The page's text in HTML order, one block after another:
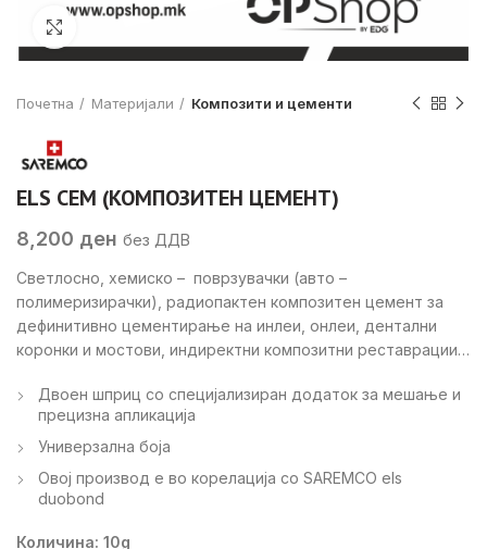
Почетна Материјали Композити и цементи
ELS CEM (КОМПОЗИТЕН ЦЕМЕНТ)
8,200 ден без ДДВ
Светлосно, хемиско – поврзувачки (авто –
полимеризирачки), радиопактен композитен цемент за
дефинитивно цементирање на инлеи, онлеи, дентални
коронки и мостови, индиректни композитни реставрации…
Двоен шприц со специјализиран додаток за мешање и
прецизна апликација
Универзална боја
Овој производ е во корелација со SAREMCO els
duobond
Количина: 10g